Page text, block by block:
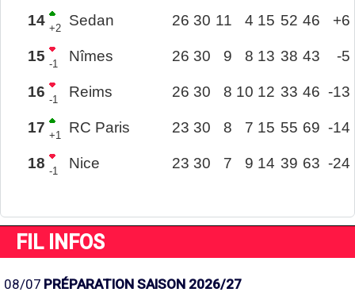
14 +2 Sedan 26 30 11 4 15 52 46 +6
15 -1 Nîmes 26 30 9 8 13 38 43 -5
16 -1 Reims 26 30 8 10 12 33 46 -13
17 +1 RC Paris 23 30 8 7 15 55 69 -14
18 -1 Nice 23 30 7 9 14 39 63 -24
FIL INFOS
08/07 PRÉPARATION SAISON 2026/27